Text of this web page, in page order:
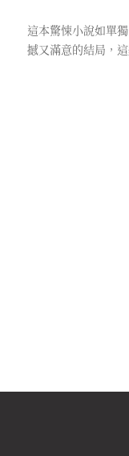
這本驚悚小說如單
撼又滿意的結局，